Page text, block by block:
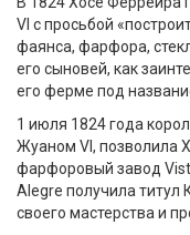
VI с просьбой
фаянса, фарфора,
его сыновей, как
его ферме под
1 июля 1824 года
Жуаном VI, позволила
фарфоровый завод
Alegre получила титул
своего мастерства и